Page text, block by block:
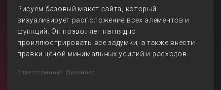
Рисуем базовый макет сайта, который
визуализирует расположение всех элементов и
функций. Он позволяет наглядно
проиллюстрировать все задумки, а также внести
правки ценой минимальных усилий и расходов.
Ответственный: Дизайнер